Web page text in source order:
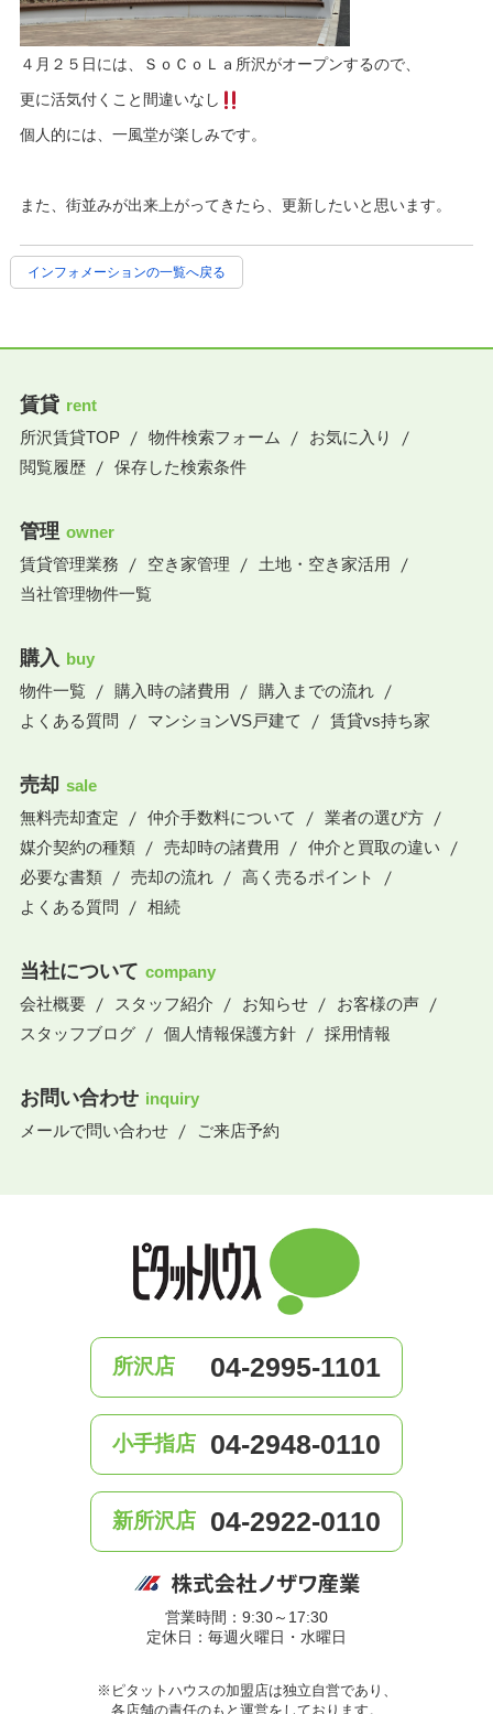
４月２５日には、ＳｏＣｏＬａ所沢がオープンするので、
更に活気付くこと間違いなし
個人的には、一風堂が楽しみです。
また、街並みが出来上がってきたら、更新したいと思います。
インフォメーションの一覧へ戻る
賃貸 rent
所沢賃貸TOP
物件検索フォーム
お気に入り
閲覧履歴
保存した検索条件
管理 owner
賃貸管理業務
空き家管理
土地・空き家活用
当社管理物件一覧
購入 buy
物件一覧
購入時の諸費用
購入までの流れ
よくある質問
マンションVS戸建て 賃貸vs持ち家
売却 sale
無料売却査定
仲介手数料について
業者の選び方
媒介契約の種類
売却時の諸費用
仲介と買取の違い
必要な書類
売却の流れ
高く売るポイント
よくある質問
相続
当社について company
会社概要
スタッフ紹介 お知らせ
お客様の声
スタッフブログ
個人情報保護方針 採用情報
お問い合わせ inquiry
メールで問い合わせ
ご来店予約
所沢店 04-2995-1101
小手指店 04-2948-0110
新所沢店 04-2922-0110
営業時間：9:30～17:30
定休日：毎週火曜日・水曜日
※ピタットハウスの加盟店は独立自営であり、
各店舗の責任のもと運営をしております。